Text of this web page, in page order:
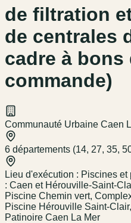
de filtration
de centrales
cadre à bons
commande)
Communauté Urbaine Caen
6 départements (14, 27, 35,
Lieu d'exécution : Piscines et
: Caen et Hérouville-Saint-
Piscine Chemin vert,
Piscine Hérouville Saint-
Patinoire Caen La Mer